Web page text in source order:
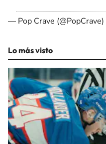
— Pop Crave (@PopCrave)
Lo más visto